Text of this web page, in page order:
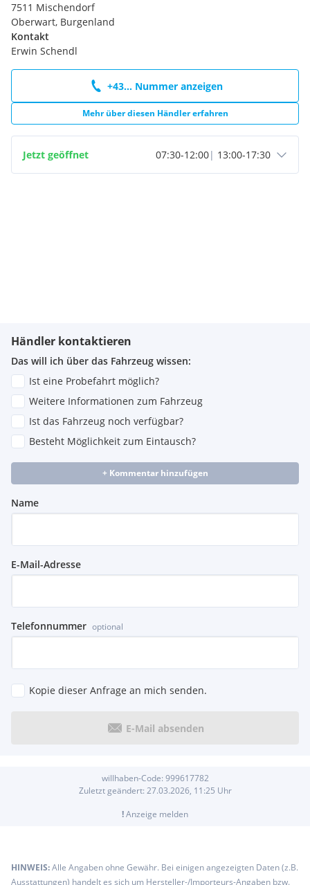
7511 Mischendorf
Oberwart, Burgenland
Kontakt
Erwin Schendl
+43... Nummer anzeigen
Mehr über diesen Händler erfahren
Jetzt geöffnet 07:30-12:00| 13:00-17:30
Händler kontaktieren
Das will ich über das Fahrzeug wissen:
Ist eine Probefahrt möglich?
Weitere Informationen zum Fahrzeug
Ist das Fahrzeug noch verfügbar?
Besteht Möglichkeit zum Eintausch?
+ Kommentar hinzufügen
Name
E-Mail-Adresse
Telefonnummer optional
Kopie dieser Anfrage an mich senden.
E-Mail absenden
willhaben-Code: 999617782
Zuletzt geändert: 27.03.2026, 11:25 Uhr
!Anzeige melden
HINWEIS:Alle Angaben ohne Gewähr. Bei einigen angezeigten Daten (z.B.
Ausstattungen) handelt es sich um Hersteller-/Importeurs-Angaben bzw.